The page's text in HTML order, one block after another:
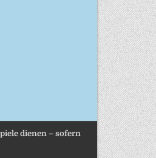
dienen – sofern